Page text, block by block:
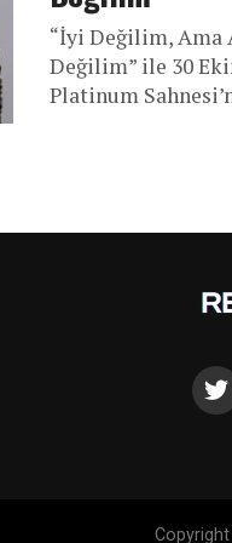
“İyi Değilim, Ama
Değilim” ile 30
Platinum